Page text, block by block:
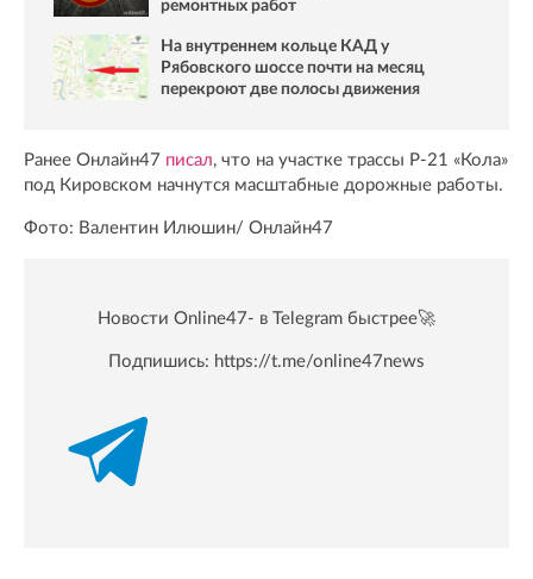
ремонтных работ
На внутреннем кольце КАД у
Рябовского шоссе почти на месяц
перекроют две полосы движения
Ранее Онлайн47 писал, что на участке трассы Р-21 «Кола»
под Кировском начнутся масштабные дорожные работы.
Фото: Валентин Илюшин/ Oнлайн47
Новости Online47- в Telegram быстрее🚀
Подпишись: https://t.me/online47news